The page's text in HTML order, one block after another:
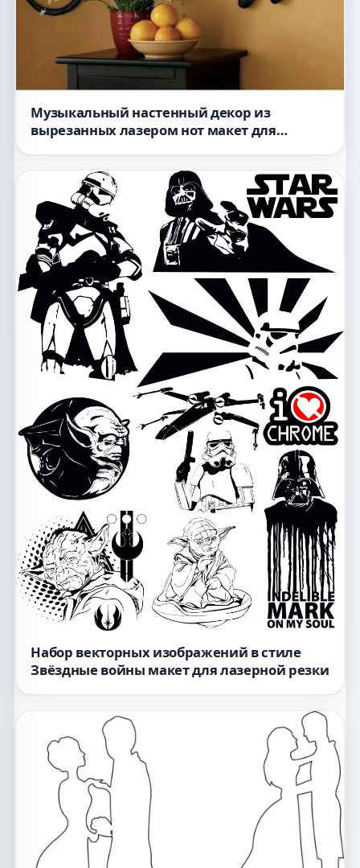
Музыкальный настенный декор из
вырезанных лазером нот макет для
Набор векторных изображений в стиле
Звёздные войны макет для лазерной резки